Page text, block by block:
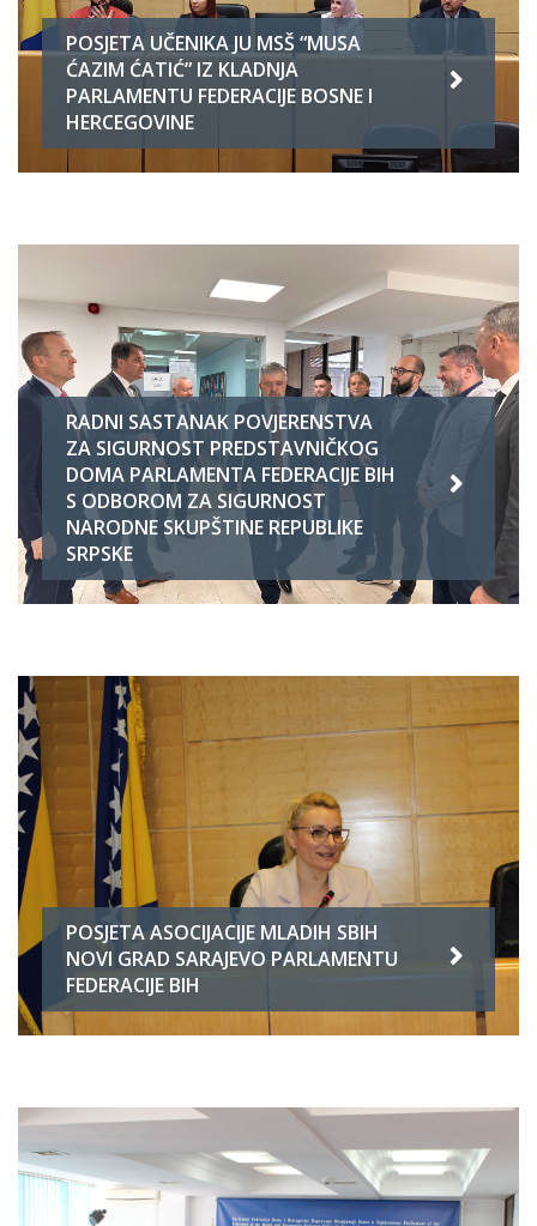
POSJETA UČENIKA JU MSŠ “MUSA
ĆAZIM ĆATIĆ” IZ KLADNJA
PARLAMENTU FEDERACIJE BOSNE I
HERCEGOVINE
RADNI SASTANAK POVJERENSTVA
ZA SIGURNOST PREDSTAVNIČKOG
DOMA PARLAMENTA FEDERACIJE BIH
S ODBOROM ZA SIGURNOST
NARODNE SKUPŠTINE REPUBLIKE
SRPSKE
POSJETA ASOCIJACIJE MLADIH SBIH
NOVI GRAD SARAJEVO PARLAMENTU
FEDERACIJE BIH